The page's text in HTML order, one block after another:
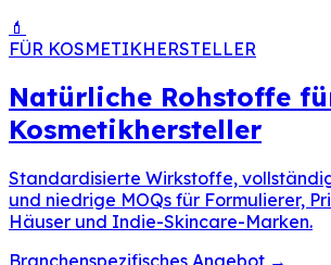
💄
FÜR KOSMETIKHERSTELLER
Natürliche Rohstoffe
Kosmetikhersteller
Standardisierte Wirkstoffe,
und niedrige MOQs für Formulierer,
Häuser und Indie-Skincare-Marken.